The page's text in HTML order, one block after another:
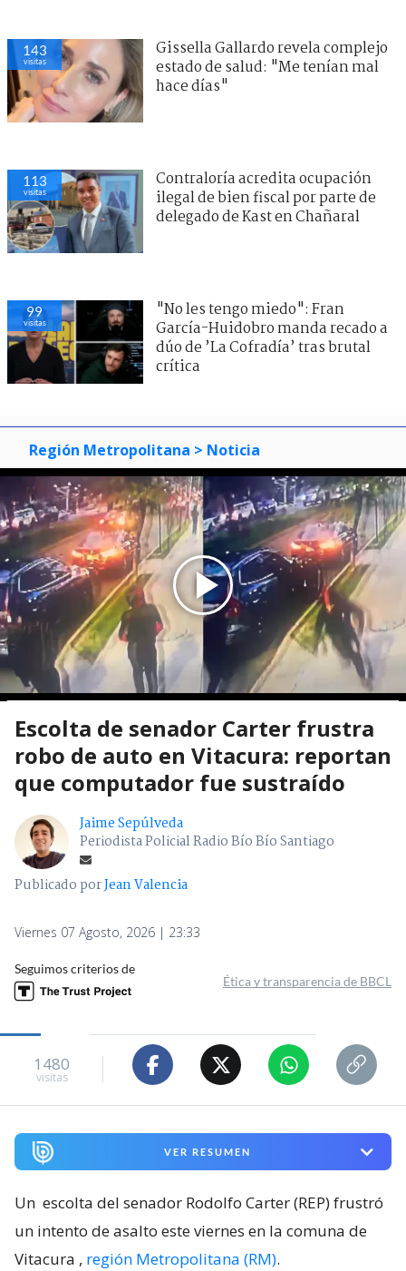
143
visitas
Gissella Gallardo revela complejo
estado de salud: "Me tenían mal
hace días"
113
visitas
Contraloría acredita ocupación
ilegal de bien fiscal por parte de
delegado de Kast en Chañaral
99
visitas
"No les tengo miedo": Fran
García-Huidobro manda recado a
dúo de ’La Cofradía’ tras brutal
crítica
Región Metropolitana > Noticia
Escolta de senador Carter frustra
robo de auto en Vitacura: reportan
que computador fue sustraído
Jaime Sepúlveda
Periodista Policial Radio Bío Bío Santiago
Publicado porJean Valencia
Viernes 07 Agosto, 2026 | 23:33
Seguimos criterios de
Ética y transparencia de BBCL
1480
visitas
VER RESUMEN
Un escolta del senador Rodolfo Carter (REP) frustró
un intento de asalto este viernes en la comuna de
Vitacura , región Metropolitana (RM).